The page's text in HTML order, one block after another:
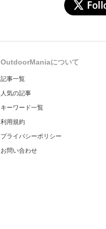
OutdoorManiaについて
記事一覧
人気の記事
キーワード一覧
利用規約
プライバシーポリシー
お問い合わせ